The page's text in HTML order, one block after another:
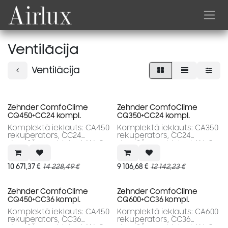
Skip to Content
Ventilācija
Ventilācija
Akcija
Zehnder ComfoClime
CQ450+CC24 kompl.
Komplektā iekļauts: CA450
rekuperators, CC24
dzesēšanas bloks, LAN-C,
Montāžas kāja,
Priekšsildītājs, Pāreja CQ
un CC savienošanai
10 671,37€ 14 228,49€
Akcija
Zehnder ComfoClime
CQ350+CC24 kompl.
Komplektā iekļauts: CA350
rekuperators, CC24
dzesēšanas bloks, LAN-C,
Montāžas kāja,
Priekšsildītājs, Pāreja CQ
un CC savienošanai
9 106,68 € 12 142,23€
Akcija
Zehnder ComfoClime
CQ450+CC36 kompl.
Komplektā iekļauts: CA450
rekuperators, CC36
Akcija
Zehnder ComfoClime
CQ600+CC36 kompl.
Komplektā iekļauts: CA600
rekuperators, CC36